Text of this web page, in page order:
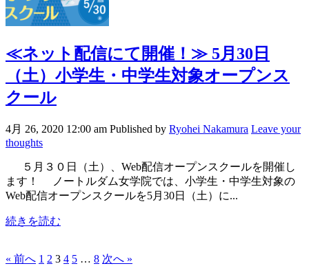
≪ネット配信にて開催！≫5月30日
（土）小学生・中学生対象オープンス
クール
4月 26, 2020 12:00 am Published by Ryohei Nakamura Leave your
thoughts
５月３０日（土）、Web配信オープンスクールを開催し
ます！ ノートルダム女学院では、小学生・中学生対象の
Web配信オープンスクールを5月30日（土）に...
続きを読む
« 前へ 1 2 3 4 5 … 8 次へ »